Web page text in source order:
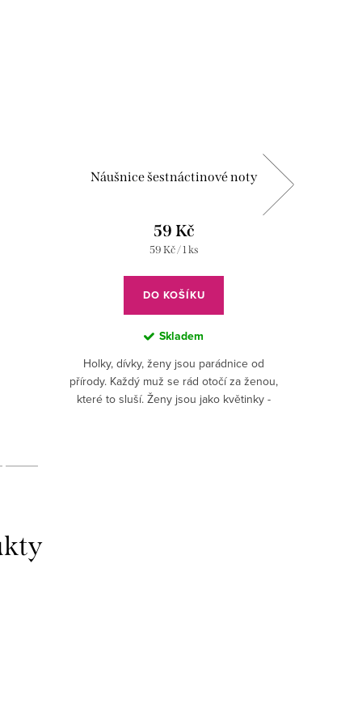
Náušnice šestnáctinové noty
59 Kč
Měrná
59 Kč / 1 ks
DO KOŠÍKU
Skladem
Holky, dívky, ženy jsou parádnice od
přírody. Každý muž se rád otočí za ženou,
které to sluší. Ženy jsou jako květinky -